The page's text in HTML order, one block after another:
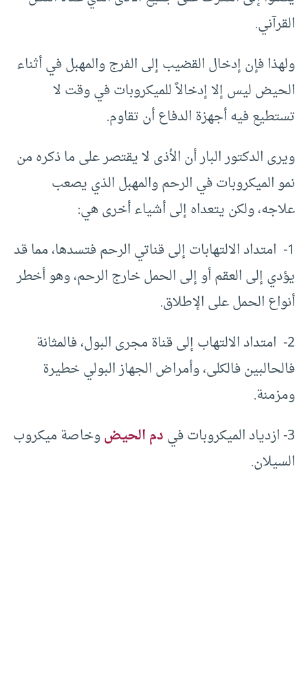
القرآني.
ولهذا فإن إدخال القضيب إلى الفرج والمهبل في أثناء
الحيض ليس إلا إدخالاً للميكروبات في وقت لا
تستطيع فيه أجهزة الدفاع أن تقاوم.
ويرى الدكتور البار أن الأذى لا يقتصر على ما ذكره من
نمو الميكروبات في الرحم والمهبل الذي يصعب
علاجه، ولكن يتعداه إلى أشياء أخرى هي:
1- امتداد الالتهابات إلى قناتي الرحم فتسدها، مما قد
يؤدي إلى العقم أو إلى الحمل خارج الرحم، وهو أخطر
أنواع الحمل على الإطلاق.
2- امتداد الالتهاب إلى قناة مجرى البول، فالمثانة
فالحالبين فالكلى، وأمراض الجهاز البولي خطيرة
ومزمنة.
3- ازدياد الميكروبات في
دم الحيضوخاصة ميكروب
السيلان.